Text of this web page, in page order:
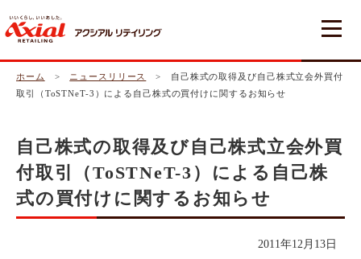
ホーム > ニュースリリース
> 自己株式の取得及び自己株式立会外買付
取引（ToSTNeT-3）による自己株式の買付けに関するお知らせ
自己株式の取得及び自己株式立会外買
付取引（ToSTNeT-3）による自己株
式の買付けに関するお知らせ
2011年12月13日